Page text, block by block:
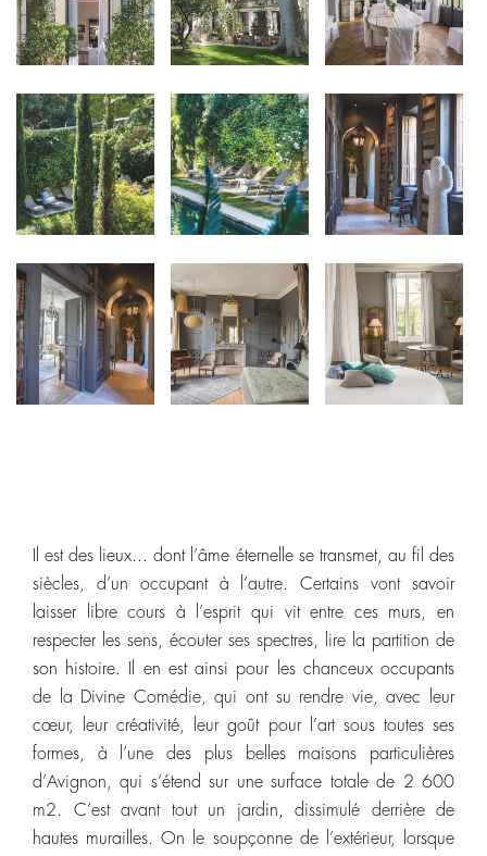
Il est des lieux... dont l’âme éternelle se transmet, au fil des
siècles, d’un occupant à l’autre. Certains vont savoir
laisser libre cours à l’esprit qui vit entre ces murs, en
respecter les sens, écouter ses spectres, lire la partition de
son histoire. Il en est ainsi pour les chanceux occupants
de la Divine Comédie, qui ont su rendre vie, avec leur
cœur, leur créativité, leur goût pour l’art sous toutes ses
formes, à l’une des plus belles maisons particulières
d’Avignon, qui s’étend sur une surface totale de 2 600
m2. C’est avant tout un jardin, dissimulé derrière de
hautes murailles. On le soupçonne de l’extérieur, lorsque